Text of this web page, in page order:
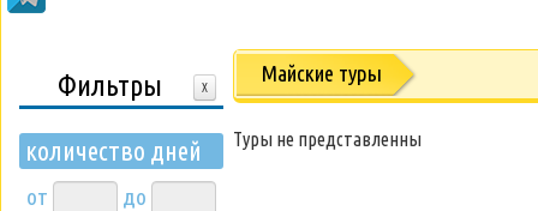
Фильтры X
количество дней
от до
Майские туры
Туры не представленны